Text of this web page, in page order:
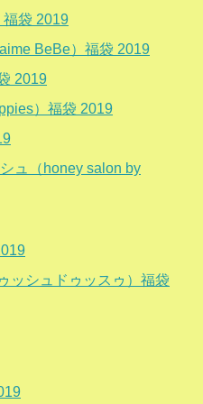
袋 2019
BeBe）福袋 2019
2019
）福袋 2019
ュ（honey salon by
ッシュドゥッスゥ）福袋